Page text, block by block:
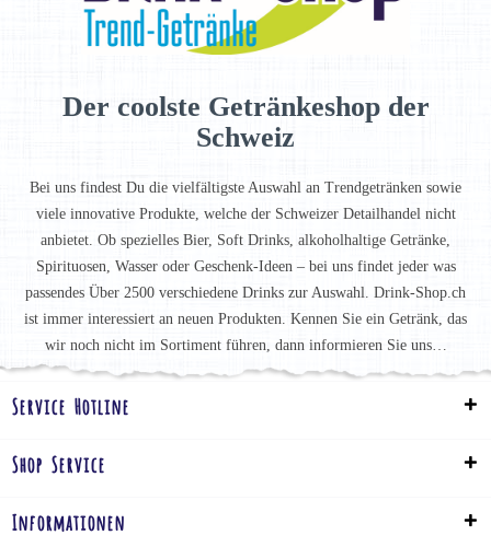
Der coolste Getränkeshop der
Schweiz
Bei uns findest Du die vielfältigste Auswahl an Trendgetränken sowie
viele innovative Produkte, welche der Schweizer Detailhandel nicht
anbietet. Ob spezielles Bier, Soft Drinks, alkoholhaltige Getränke,
Spirituosen, Wasser oder Geschenk-Ideen – bei uns findet jeder was
passendes Über 2500 verschiedene Drinks zur Auswahl. Drink-Shop.ch
ist immer interessiert an neuen Produkten. Kennen Sie ein Getränk, das
wir noch nicht im Sortiment führen, dann informieren Sie uns…
Service Hotline
Shop Service
Informationen